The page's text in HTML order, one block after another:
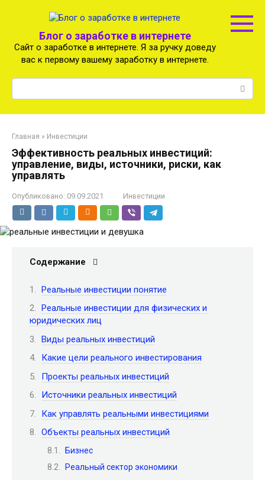
Блог о заработке в интернете
Сайт о заработке в интернете. Я за ручку доведу
вас к первому вашему заработку в интернете.
Главная » Инвестиции
Эффективность реальных инвестиций:
управление, виды, источники, риски, как
управлять
Опубликовано: 09.09.2021 Инвестиции
Содержание
Реальные инвестиции понятие
Реальные инвестиции для физических и
юридических лиц
Виды реальных инвестиций
Какие цели реального инвестирования
Проекты реальных инвестиций
Источники реальных инвестиций
Как управлять реальными инвестициями
Объекты реальных инвестиций
Бизнес
Реальный сектор экономики